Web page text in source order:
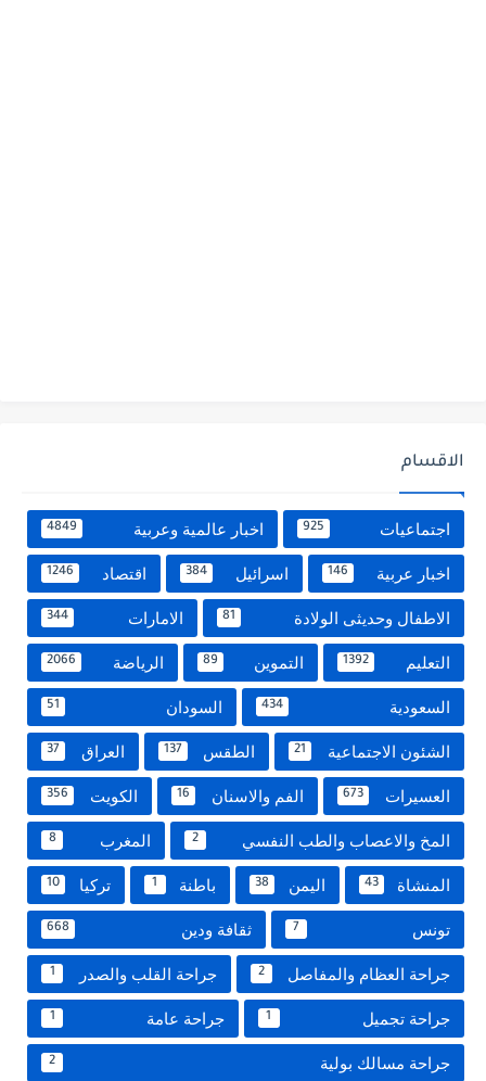
الاقسام
اجتماعيات 925 اخبار عالمية وعربية 4849
اخبار عربية 146 اسرائيل 384 اقتصاد 1246
الاطفال وحديثى الولادة 81 الامارات 344
التعليم 1392 التموين 89 الرياضة 2066
السعودية 434 السودان 51
الشئون الاجتماعية 21 الطقس 137 العراق 37
العسيرات 673 الفم والاسنان 16 الكويت 356
المخ والاعصاب والطب النفسي 2 المغرب 8
المنشاة 43 اليمن 38 باطنة 1 تركيا 10
تونس 7 ثقافة ودين 668
جراحة العظام والمفاصل 2 جراحة القلب والصدر 1
جراحة تجميل 1 جراحة عامة 1
جراحة مسالك بولية 2